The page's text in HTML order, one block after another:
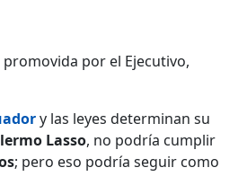
por el Ejecutivo,
y las leyes determinan su
Lasso, no podría cumplir
; pero eso podría seguir como